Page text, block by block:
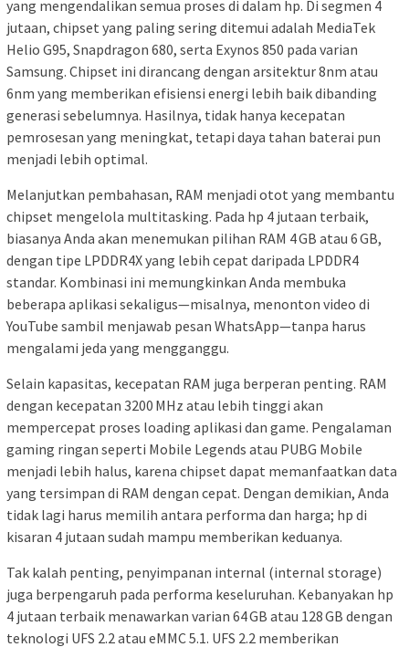
yang mengendalikan semua proses di dalam hp. Di segmen 4
jutaan, chipset yang paling sering ditemui adalah MediaTek
Helio G95, Snapdragon 680, serta Exynos 850 pada varian
Samsung. Chipset ini dirancang dengan arsitektur 8nm atau
6nm yang memberikan efisiensi energi lebih baik dibanding
generasi sebelumnya. Hasilnya, tidak hanya kecepatan
pemrosesan yang meningkat, tetapi daya tahan baterai pun
menjadi lebih optimal.
Melanjutkan pembahasan, RAM menjadi otot yang membantu
chipset mengelola multitasking. Pada hp 4 jutaan terbaik,
biasanya Anda akan menemukan pilihan RAM 4 GB atau 6 GB,
dengan tipe LPDDR4X yang lebih cepat daripada LPDDR4
standar. Kombinasi ini memungkinkan Anda membuka
beberapa aplikasi sekaligus—misalnya, menonton video di
YouTube sambil menjawab pesan WhatsApp—tanpa harus
mengalami jeda yang mengganggu.
Selain kapasitas, kecepatan RAM juga berperan penting. RAM
dengan kecepatan 3200 MHz atau lebih tinggi akan
mempercepat proses loading aplikasi dan game. Pengalaman
gaming ringan seperti Mobile Legends atau PUBG Mobile
menjadi lebih halus, karena chipset dapat memanfaatkan data
yang tersimpan di RAM dengan cepat. Dengan demikian, Anda
tidak lagi harus memilih antara performa dan harga; hp di
kisaran 4 jutaan sudah mampu memberikan keduanya.
Tak kalah penting, penyimpanan internal (internal storage)
juga berpengaruh pada performa keseluruhan. Kebanyakan hp
4 jutaan terbaik menawarkan varian 64 GB atau 128 GB dengan
teknologi UFS 2.2 atau eMMC 5.1. UFS 2.2 memberikan